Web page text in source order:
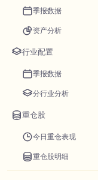
季报数据
资产分析
行业配置
季报数据
分行业分析
重仓股
今日重仓表现
重仓股明细